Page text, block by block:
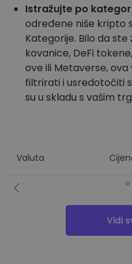
Istražujte po
određene niše kripto
Kategorije. Bilo da
kovanice, DeFi
ove ili Metaverse,
filtrirati i usredotočiti
su u skladu s vašim
Valuta
Vidi